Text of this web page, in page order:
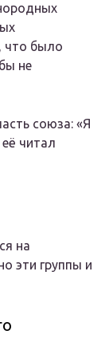
что было
не
союза: «Я
читал
на
эти группы и